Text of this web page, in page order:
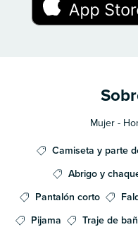
Mujer -
Camiseta y parte
Abrigo y
Pantalón corto
Pijama
Traje de